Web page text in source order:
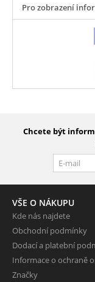
Pro zobrazení
Chcete být
VŠE O NÁKUPU
Kde nás najdete
Obchodní podmínky
Dodací a platební
Informace o ochraně
Značky